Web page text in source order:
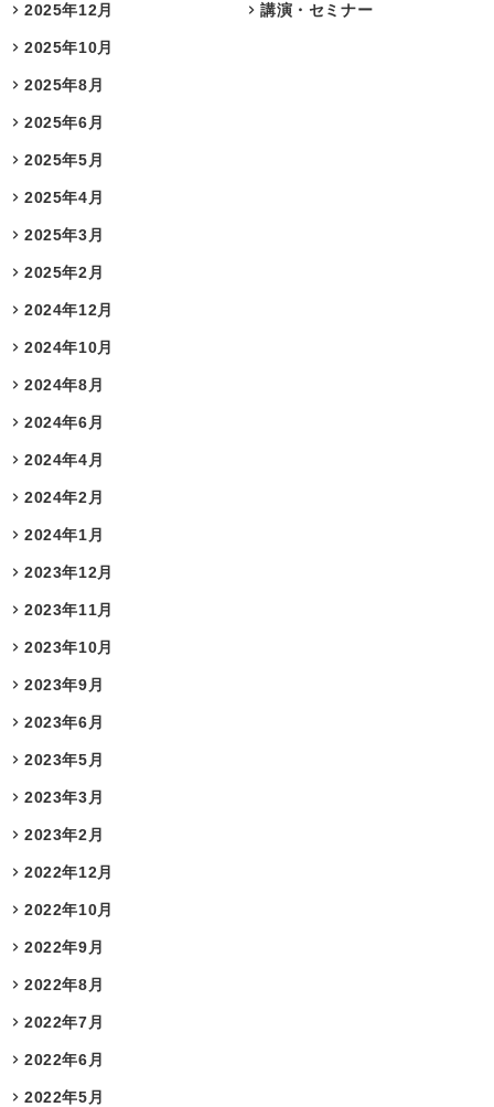
2025年12月
2025年10月
2025年8月
2025年6月
2025年5月
2025年4月
2025年3月
2025年2月
2024年12月
2024年10月
2024年8月
2024年6月
2024年4月
2024年2月
2024年1月
2023年12月
2023年11月
2023年10月
2023年9月
2023年6月
2023年5月
2023年3月
2023年2月
2022年12月
2022年10月
2022年9月
2022年8月
2022年7月
2022年6月
2022年5月
講演・セミナー